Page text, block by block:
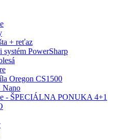
+ reťaz
systém PowerSharp
Oregon CS1500
Nano
- ŠPECIÁLNA PONUKA 4+1